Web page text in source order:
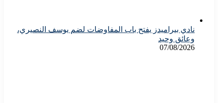
نادي بيراميدز يفتح باب المفاوضات لضم يوسف النصيري،
وعائق وحيد
07/08/2026